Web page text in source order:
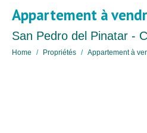
Appartement à
San Pedro del Pinatar -
Home Propriétés Appartement à